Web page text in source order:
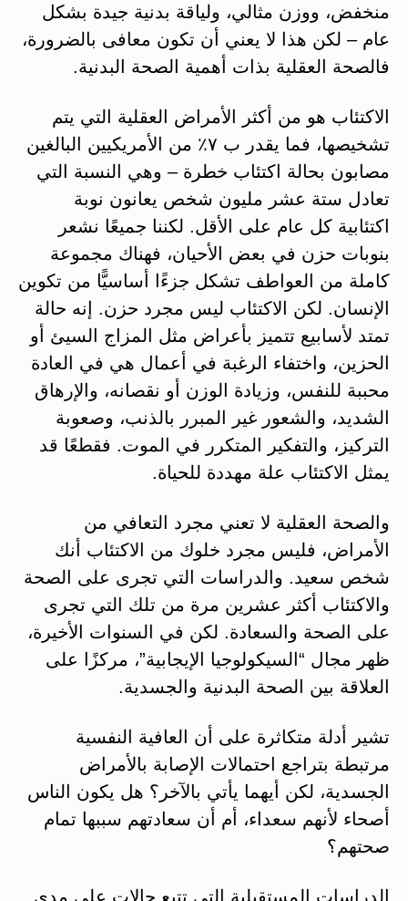
منخفض، ووزن مثالي، ولياقة بدنية جيدة بشكل
عام – لكن هذا لا يعني أن تكون معافى بالضرورة،
فالصحة العقلية بذات أهمية الصحة البدنية.
الاكتئاب هو من أكثر الأمراض العقلية التي يتم
تشخيصها، فما يقدر ب ٧٪ من الأمريكيين البالغين
مصابون بحالة اكتئاب خطرة – وهي النسبة التي
تعادل ستة عشر مليون شخص يعانون نوبة
اكتئابية كل عام على الأقل. لكننا جميعًا نشعر
بنوبات حزن في بعض الأحيان، فهناك مجموعة
كاملة من العواطف تشكل جزءًا أساسيًّا من تكوين
الإنسان. لكن الاكتئاب ليس مجرد حزن. إنه حالة
تمتد لأسابيع تتميز بأعراض مثل المزاج السيئ أو
الحزين، واختفاء الرغبة في أعمال هي في العادة
محببة للنفس، وزيادة الوزن أو نقصانه، والإرهاق
الشديد، والشعور غير المبرر بالذنب، وصعوبة
التركيز، والتفكير المتكرر في الموت. فقطعًا قد
يمثل الاكتئاب علة مهددة للحياة.
والصحة العقلية لا تعني مجرد التعافي من
الأمراض، فليس مجرد خلوك من الاكتئاب أنك
شخص سعيد. والدراسات التي تجرى على الصحة
والاكتئاب أكثر عشرين مرة من تلك التي تجرى
على الصحة والسعادة. لكن في السنوات الأخيرة،
ظهر مجال “السيكولوجيا الإيجابية”، مركزًا على
العلاقة بين الصحة البدنية والجسدية.
تشير أدلة متكاثرة على أن العافية النفسية
مرتبطة بتراجع احتمالات الإصابة بالأمراض
الجسدية، لكن أيهما يأتي بالآخر؟ هل يكون الناس
أصحاء لأنهم سعداء، أم أن سعادتهم سببها تمام
صحتهم؟
الدراسات المستقبلية التي تتبع حالات على مدى